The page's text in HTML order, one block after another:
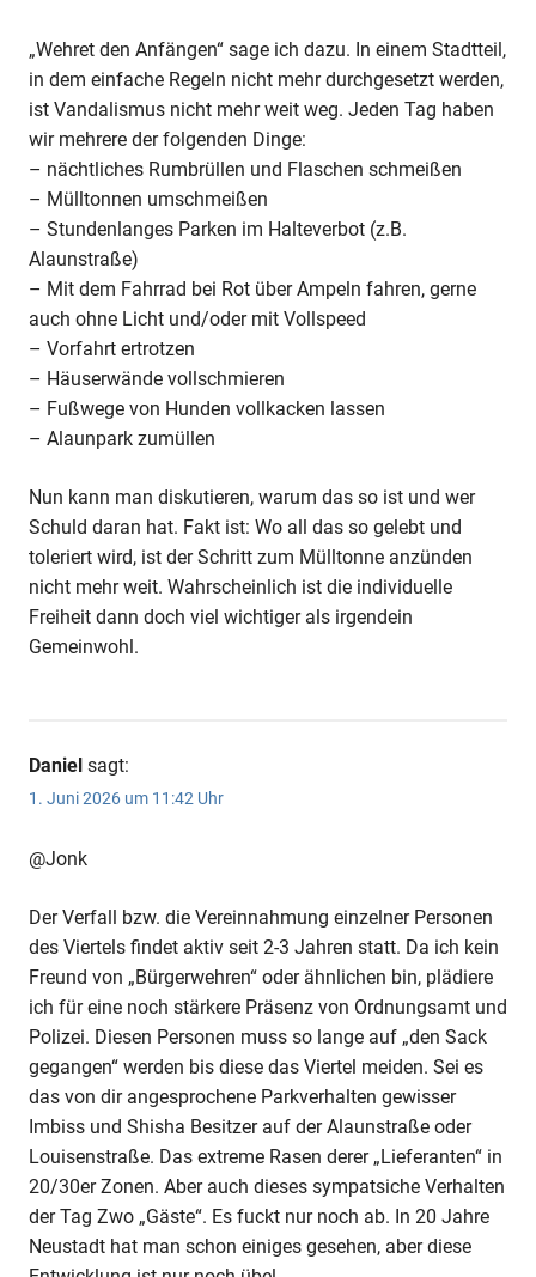
„Wehret den Anfängen“ sage ich dazu. In einem Stadtteil,
in dem einfache Regeln nicht mehr durchgesetzt werden,
ist Vandalismus nicht mehr weit weg. Jeden Tag haben
wir mehrere der folgenden Dinge:
– nächtliches Rumbrüllen und Flaschen schmeißen
– Mülltonnen umschmeißen
– Stundenlanges Parken im Halteverbot (z.B.
Alaunstraße)
– Mit dem Fahrrad bei Rot über Ampeln fahren, gerne
auch ohne Licht und/oder mit Vollspeed
– Vorfahrt ertrotzen
– Häuserwände vollschmieren
– Fußwege von Hunden vollkacken lassen
– Alaunpark zumüllen
Nun kann man diskutieren, warum das so ist und wer
Schuld daran hat. Fakt ist: Wo all das so gelebt und
toleriert wird, ist der Schritt zum Mülltonne anzünden
nicht mehr weit. Wahrscheinlich ist die individuelle
Freiheit dann doch viel wichtiger als irgendein
Gemeinwohl.
Daniel sagt:
1. Juni 2026 um 11:42 Uhr
@Jonk
Der Verfall bzw. die Vereinnahmung einzelner Personen
des Viertels findet aktiv seit 2-3 Jahren statt. Da ich kein
Freund von „Bürgerwehren“ oder ähnlichen bin, plädiere
ich für eine noch stärkere Präsenz von Ordnungsamt und
Polizei. Diesen Personen muss so lange auf „den Sack
gegangen“ werden bis diese das Viertel meiden. Sei es
das von dir angesprochene Parkverhalten gewisser
Imbiss und Shisha Besitzer auf der Alaunstraße oder
Louisenstraße. Das extreme Rasen derer „Lieferanten“ in
20/30er Zonen. Aber auch dieses sympatsiche Verhalten
der Tag Zwo „Gäste“. Es fuckt nur noch ab. In 20 Jahre
Neustadt hat man schon einiges gesehen, aber diese